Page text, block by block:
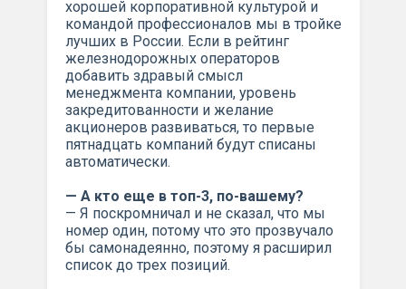
хорошей корпоративной культурой и
командой профессионалов мы в тройке
лучших в России. Если в рейтинг
железнодорожных операторов
добавить здравый смысл
менеджмента компании, уровень
закредитованности и желание
акционеров развиваться, то первые
пятнадцать компаний будут списаны
автоматически.
— А кто еще в топ-3, по-вашему?
— Я поскромничал и не сказал, что мы
номер один, потому что это прозвучало
бы самонадеянно, поэтому я расширил
список до трех позиций.